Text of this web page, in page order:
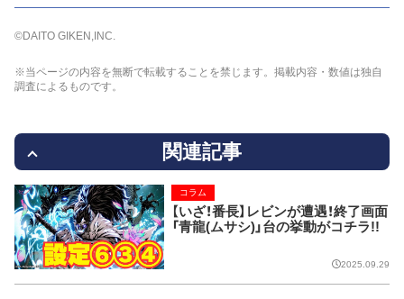
©DAITO GIKEN,INC.
※当ページの内容を無断で転載することを禁じます。掲載内容・数値は独自
調査によるものです。
関連記事
【いざ！番長】レビンが遭遇！終了画面
「青龍(ムサシ)」台の挙動がコチラ!!
コラム
2025.09.29